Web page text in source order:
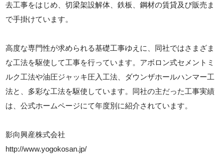
去工事をはじめ、切梁架設解体、鉄板、鋼材の賃貸及び販売ま
で手掛けています。
高度な専門性が求められる基礎工事ゆえに、同社ではさまざま
な工法を駆使して工事を行っています。アボロン式セメントミ
ルク工法や油圧ジャッキ圧入工法、ダウンザホールハンマー工
法と、多彩な工法を駆使しています。同社の主だった工事実績
は、公式ホームページにて年度別に紹介されています。
影向興産株式会社
http://www.yogokosan.jp/